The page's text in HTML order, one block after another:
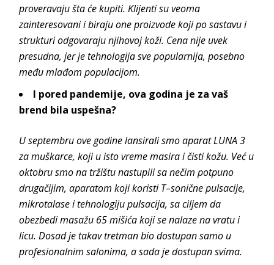
proveravaju šta će kupiti. Klijenti su veoma
zainteresovani i biraju one proizvode koji po sastavu i
strukturi odgovaraju njihovoj koži. Cena nije uvek
presudna, jer je tehnologija sve popularnija, posebno
među mlađom populacijom.
I pored pandemije, ova godina je za vaš
brend bila uspešna?
U septembru ove godine lansirali smo aparat LUNA 3
za muškarce, koji u isto vreme masira i čisti kožu. Već u
oktobru smo na tržištu nastupili sa nečim potpuno
drugačijim, aparatom koji koristiT–sonične pulsacije,
mikrotalase i tehnologiju pulsacija, sa ciljem da
obezbedi masažu 65 mišića koji se nalaze na vratu i
licu. Dosad je takav tretman bio dostupan samo u
profesionalnim salonima, a sada je dostupan svima.